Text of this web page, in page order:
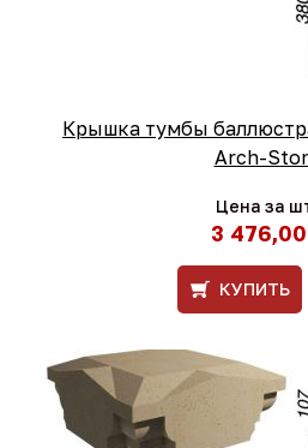
Крышка тумбы
Arch-
Цена за
3
КУПИТЬ